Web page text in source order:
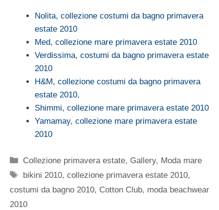
Nolita, collezione costumi da bagno primavera
estate 2010
Med, collezione mare primavera estate 2010
Verdissima, costumi da bagno primavera estate
2010
H&M, collezione costumi da bagno primavera
estate 2010,
Shimmi, collezione mare primavera estate 2010
Yamamay, collezione mare primavera estate
2010
Categorie
Collezione primavera estate, Gallery, Moda mare
Tag
bikini 2010,collezione primavera estate 2010,
costumi da bagno 2010, Cotton Club, moda beachwear
2010